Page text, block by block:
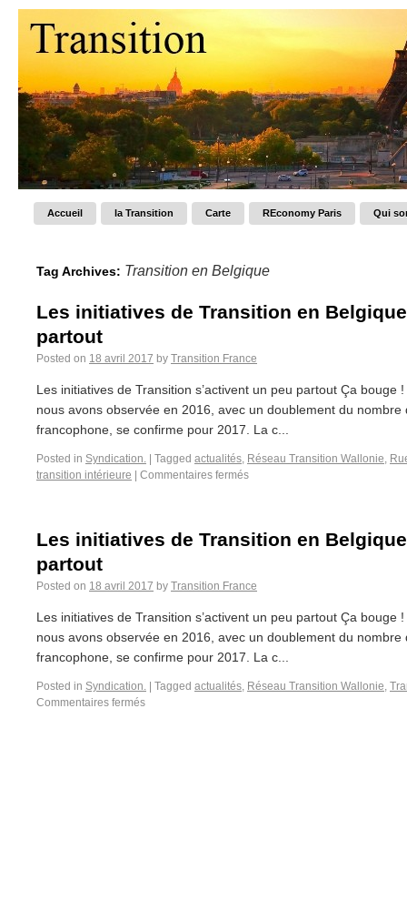
Accueil la Transition Carte REconomy Paris Qui
Tag Archives: Transition en Belgique
Les initiatives de Transition en
partout
Posted on 18 avril 2017 by Transition France
Les initiatives de Transition s’activent un peu partout Ça bouge
nous avons observée en 2016, avec un doublement du nombre
francophone, se confirme pour 2017. La c...
Posted in Syndication. Tagged actualités, Réseau Transition Wallonie,
transition intérieure
Commentaires fermés
Les initiatives de Transition en
partout
Posted on 18 avril 2017 by Transition France
Les initiatives de Transition s’activent un peu partout Ça bouge
nous avons observée en 2016, avec un doublement du nombre
francophone, se confirme pour 2017. La c...
Posted in Syndication. Tagged actualités, Réseau Transition Wallonie,
Commentaires fermés